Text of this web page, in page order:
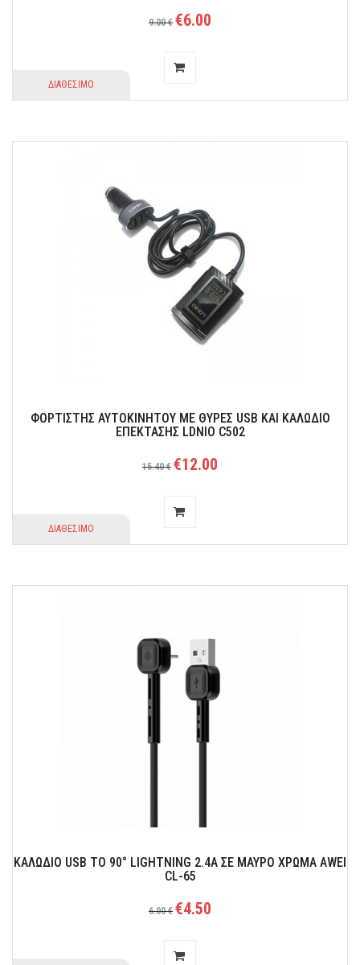
9.00 € €6.00
ΔΙΑΘΕΣΙΜΟ
ΦΟΡΤΙΣΤΗΣ ΑΥΤΟΚΙΝΗΤΟΥ ΜΕ ΘΥΡΕΣ USB ΚΑΙ ΚΑΛΩΔΙΟ
ΕΠΕΚΤΑΣΗΣ LDNIO C502
15.40 € €12.00
ΔΙΑΘΕΣΙΜΟ
ΚΑΛΩΔΙΟ USB TO 90° LIGHTNING 2.4A ΣΕ ΜΑΥΡΟ ΧΡΩΜΑ AWEI
CL-65
6.00 € €4.50
Για γρήγορη φόρτιση.
Μοντέρνα εμφάνιση και πρακτικότητα.